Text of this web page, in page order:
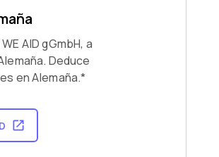
AID gGmbH, a
Deduce
en Alemaña.*